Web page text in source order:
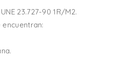
23.727-90 1R/M2.